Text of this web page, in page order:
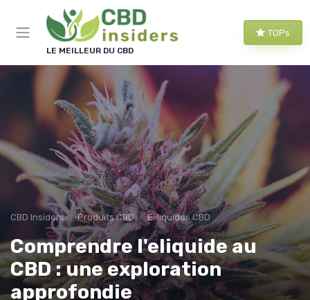
LE MEILLEUR DU CBD
TOPs
CBD Insiders Produits CBD E-liquides CBD
Comprendre l'eliquide au
CBD : une exploration
approfondie
Panneau de gestion des cookies